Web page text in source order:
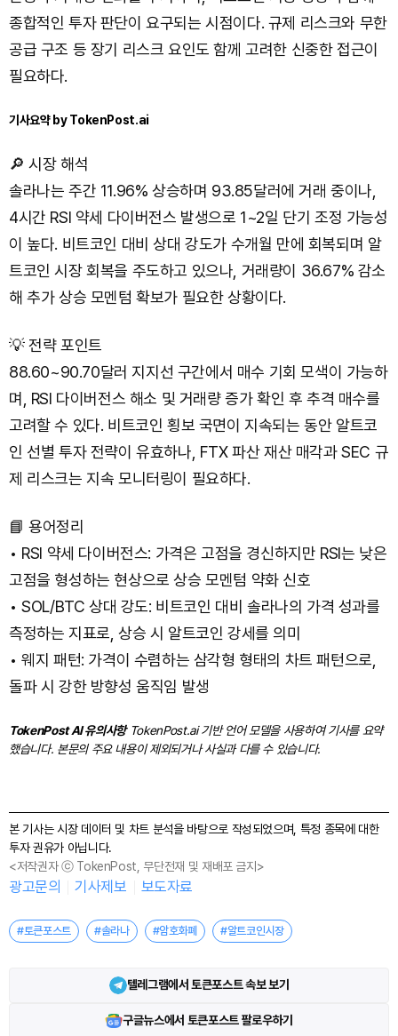
종합적인 투자 판단이 요구되는 시점이다. 규제 리스크와 무한
공급 구조 등 장기 리스크 요인도 함께 고려한 신중한 접근이
필요하다.
기사요약 by TokenPost.ai
🔎 시장 해석
솔라나는 주간 11.96% 상승하며 93.85달러에 거래 중이나,
4시간 RSI 약세 다이버전스 발생으로 1~2일 단기 조정 가능성
이 높다. 비트코인 대비 상대 강도가 수개월 만에 회복되며 알
트코인 시장 회복을 주도하고 있으나, 거래량이 36.67% 감소
해 추가 상승 모멘텀 확보가 필요한 상황이다.
💡 전략 포인트
88.60~90.70달러 지지선 구간에서 매수 기회 모색이 가능하
며, RSI 다이버전스 해소 및 거래량 증가 확인 후 추격 매수를
고려할 수 있다. 비트코인 횡보 국면이 지속되는 동안 알트코
인 선별 투자 전략이 유효하나, FTX 파산 재산 매각과 SEC 규
제 리스크는 지속 모니터링이 필요하다.
📘 용어정리
• RSI 약세 다이버전스: 가격은 고점을 경신하지만 RSI는 낮은
고점을 형성하는 현상으로 상승 모멘텀 약화 신호
• SOL/BTC 상대 강도: 비트코인 대비 솔라나의 가격 성과를
측정하는 지표로, 상승 시 알트코인 강세를 의미
• 웨지 패턴: 가격이 수렴하는 삼각형 형태의 차트 패턴으로,
돌파 시 강한 방향성 움직임 발생
TokenPost AI 유의사항TokenPost.ai 기반 언어 모델을 사용하여 기사를 요약
했습니다. 본문의 주요 내용이 제외되거나 사실과 다를 수 있습니다.
본 기사는 시장 데이터 및 차트 분석을 바탕으로 작성되었으며, 특정 종목에 대한
투자 권유가 아닙니다.
<저작권자 ⓒ TokenPost, 무단전재 및 재배포 금지>
광고문의 기사제보 보도자료
#토큰포스트 #솔라나 #암호화폐 #알트코인시장
텔레그램에서 토큰포스트 속보 보기
구글뉴스에서 토큰포스트 팔로우하기